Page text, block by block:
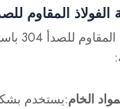
المقاوم للصدأ
يتم إنتاج
الخام:يستخدم